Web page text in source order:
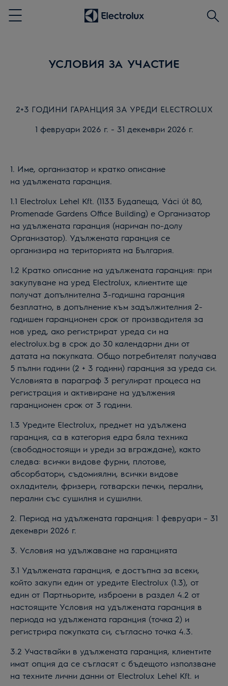
Menu
УСЛОВИЯ ЗА УЧАСТИЕ
2+3 ГОДИНИ ГАРАНЦИЯ ЗА УРЕДИ ELECTROLUX
1 февруари 2026 г. - 31 декември 2026 г.
1. Име, организатор и кратко описание
на удължената гаранция.
1.1 Electrolux Lehel Kft. (1133 Будапеща, Váci út 80,
Promenade Gardens Office Building) е Организатор
на удължената гаранция (наричан по-долу
Организатор). Удължената гаранция се
организира на територията на България.
1.2 Кратко описание на удължената гаранция: при
закупуване на уред Electrolux, клиентите ще
получат допълнителна 3-годишна гаранция
безплатно, в допълнение към задължителния 2-
годишен гаранционен срок от производителя за
нов уред, ако регистрират уреда си на
electrolux.bg в срок до 30 календарни дни от
датата на покупката. Общо потребителят получава
5 пълни години (2 + 3 години) гаранция за уреда си.
Условията в параграф 3 регулират процеса на
регистрация и активиране на удължения
гаранционен срок от 3 години.
1.3 Уредите Electrolux, предмет на удължена
гаранция, са в категория едра бяла техника
(свободностоящи и уреди за вграждане), както
следва: всички видове фурни, плотове,
абсорбатори, съдомиялни, всички видове
охладители, фризери, готварски печки, перални,
перални със сушилня и сушилни.
2. Период на удължената гаранция: 1 февруари – 31
декември 2026 г.
3. Условия на удължаване на гаранцията
3.1 Удължената гаранция, е достъпна за всеки,
който закупи един от уредите Electrolux (1.3), от
един от Партньорите, изброени в раздел 4.2 от
настоящите Условия на удължената гаранция в
периода на удължената гаранция (точка 2) и
регистрира покупката си, съгласно точка 4.3.
3.2 Участвайки в удължената гаранция, клиентите
имат опция да се съгласят с бъдещото използване
на техните лични данни от Electrolux Lehel Kft. и